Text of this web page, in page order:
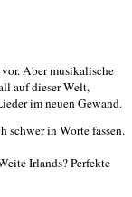
Aber musikalische
auf dieser Welt,
im neuen Gewand.
schwer in Worte fassen.
Irlands? Perfekte